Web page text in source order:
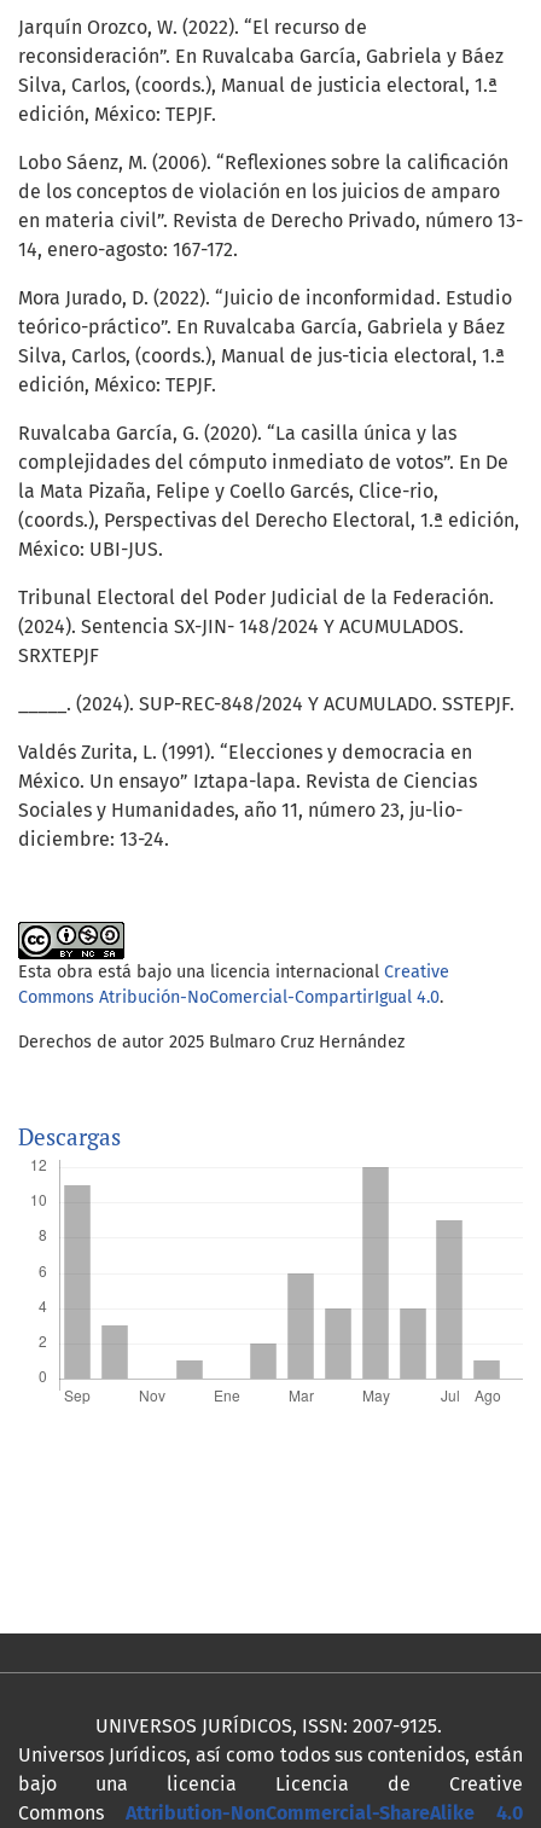
Jarquín Orozco, W. (2022). “El recurso de
reconsideración”. En Ruvalcaba García, Gabriela y Báez
Silva, Carlos, (coords.), Manual de justicia electoral, 1.ª
edición, México: TEPJF.
Lobo Sáenz, M. (2006). “Reflexiones sobre la calificación
de los conceptos de violación en los juicios de amparo
en materia civil”. Revista de Derecho Privado, número 13-
14, enero-agosto: 167-172.
Mora Jurado, D. (2022). “Juicio de inconformidad. Estudio
teórico-práctico”. En Ruvalcaba García, Gabriela y Báez
Silva, Carlos, (coords.), Manual de jus-ticia electoral, 1.ª
edición, México: TEPJF.
Ruvalcaba García, G. (2020). “La casilla única y las
complejidades del cómputo inmediato de votos”. En De
la Mata Pizaña, Felipe y Coello Garcés, Clice-rio,
(coords.), Perspectivas del Derecho Electoral, 1.ª edición,
México: UBI-JUS.
Tribunal Electoral del Poder Judicial de la Federación.
(2024). Sentencia SX-JIN- 148/2024 Y ACUMULADOS.
SRXTEPJF
_____. (2024). SUP-REC-848/2024 Y ACUMULADO. SSTEPJF.
Valdés Zurita, L. (1991). “Elecciones y democracia en
México. Un ensayo” Iztapa-lapa. Revista de Ciencias
Sociales y Humanidades, año 11, número 23, ju-lio-
diciembre: 13-24.
Esta obra está bajo una licencia internacional Creative
Commons Atribución-NoComercial-CompartirIgual 4.0.
Derechos de autor 2025 Bulmaro Cruz Hernández
Descargas
UNIVERSOS JURÍDICOS, ISSN: 2007-9125.
Universos Jurídicos, así como todos sus contenidos, están
bajo una licencia Licencia de Creative
Commons Attribution-NonCommercial-ShareAlike 4.0